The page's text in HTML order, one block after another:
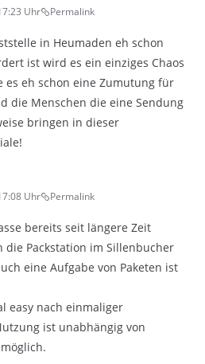
Uhr Permalink
in Heumaden eh schon
ist wird es ein einziges Chaos
es eh schon eine Zumutung für
die Menschen die eine Sendung
bringen in dieser
Uhr Permalink
bereits seit längere Zeit
die Packstation im Sillenbucher
eine Aufgabe von Paketen ist
easy nach einmaliger
ist unabhängig von